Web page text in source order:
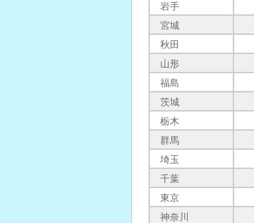
岩手
宮城
秋田
山形
福島
茨城
栃木
群馬
埼玉
千葉
東京
神奈川